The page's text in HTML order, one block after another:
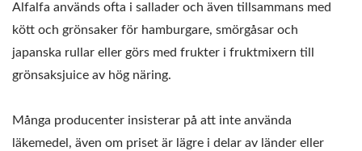
Alfalfa används ofta i sallader och även tillsammans med
kött och grönsaker för hamburgare, smörgåsar och
japanska rullar eller görs med frukter i fruktmixern till
grönsaksjuice av hög näring.
Många producenter insisterar på att inte använda
läkemedel, även om priset är lägre i delar av länder eller